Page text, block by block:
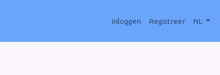
Inloggen Registreer NL